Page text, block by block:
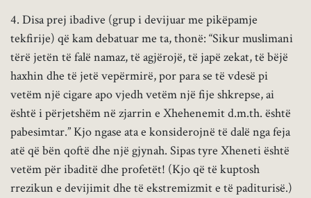
4. Disa prej ibadive (grup i devijuar me pikëpamje
tekfirije) që kam debatuar me ta, thonë: “Sikur muslimani
tërë jetën të falë namaz, të agjërojë, të japë zekat, të bëjë
haxhin dhe të jetë vepërmirë, por para se të vdesë pi
vetëm një cigare apo vjedh vetëm një fije shkrepse, ai
është i përjetshëm në zjarrin e Xhehenemit d.m.th. është
pabesimtar.” Kjo ngase ata e konsiderojnë të dalë nga feja
atë që bën qoftë dhe një gjynah. Sipas tyre Xheneti është
vetëm për ibaditë dhe profetët! (Kjo që të kuptosh
rrezikun e devijimit dhe të ekstremizmit e të paditurisë.)